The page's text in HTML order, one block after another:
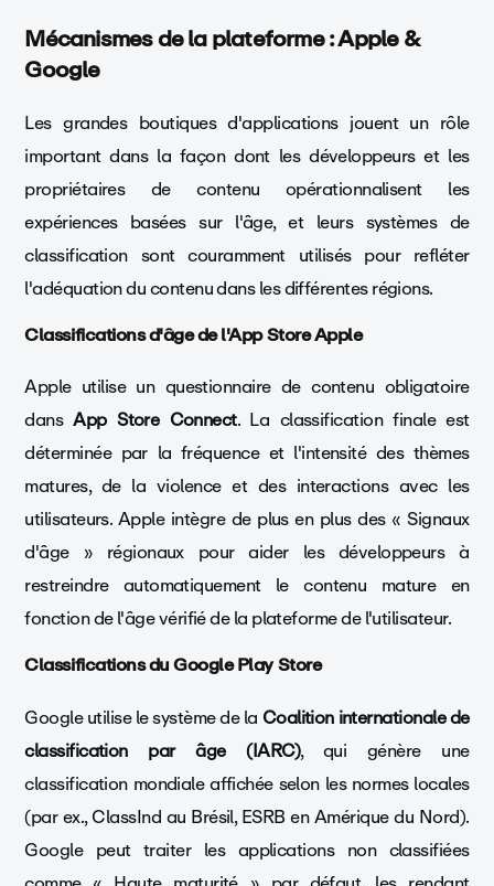
Mécanismes de la plateforme : Apple &
Google
Les grandes boutiques d'applications jouent un rôle
important dans la façon dont les développeurs et les
propriétaires de contenu opérationnalisent les
expériences basées sur l'âge, et leurs systèmes de
classification sont couramment utilisés pour refléter
l'adéquation du contenu dans les différentes régions.
Classifications d'âge de l'App Store Apple
Apple utilise un questionnaire de contenu obligatoire
dansApp Store Connect. La classification finale est
déterminée par la fréquence et l'intensité des thèmes
matures, de la violence et des interactions avec les
utilisateurs. Apple intègre de plus en plus des « Signaux
d'âge » régionaux pour aider les développeurs à
restreindre automatiquement le contenu mature en
fonction de l'âge vérifié de la plateforme de l'utilisateur.
Classifications du Google Play Store
Google utilise le système de la Coalition internationale de
classification par âge (IARC), qui génère une
classification mondiale affichée selon les normes locales
(par ex., ClassInd au Brésil, ESRB en Amérique du Nord).
Google peut traiter les applications non classifiées